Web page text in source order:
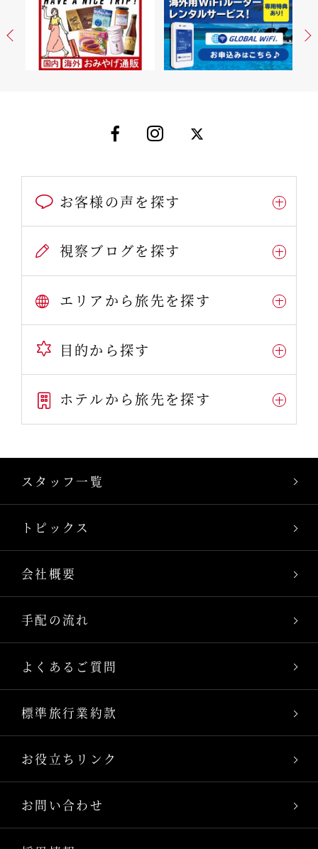
お客様の声を探す
視察ブログを探す
エリアから旅先を探す
目的から探す
ホテルから旅先を探す
スタッフ一覧
トピックス
会社概要
手配の流れ
よくあるご質問
標準旅行業約款
お役立ちリンク
お問い合わせ